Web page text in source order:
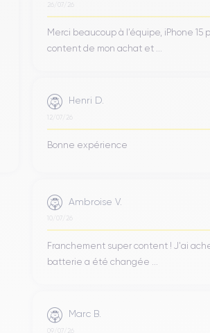
26/07/26
Merci beaucoup à l’équipe, iPhone
content de mon achat et ...
Henri D.
12/07/26
Bonne expérience
Ambroise V.
10/07/26
Franchement super content ! J'ai
batterie a été changée ...
Marc B.
09/07/26